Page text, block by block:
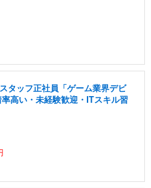
タッフ正社員「ゲーム業界デビ
高い・未経験歓迎・ITスキル習